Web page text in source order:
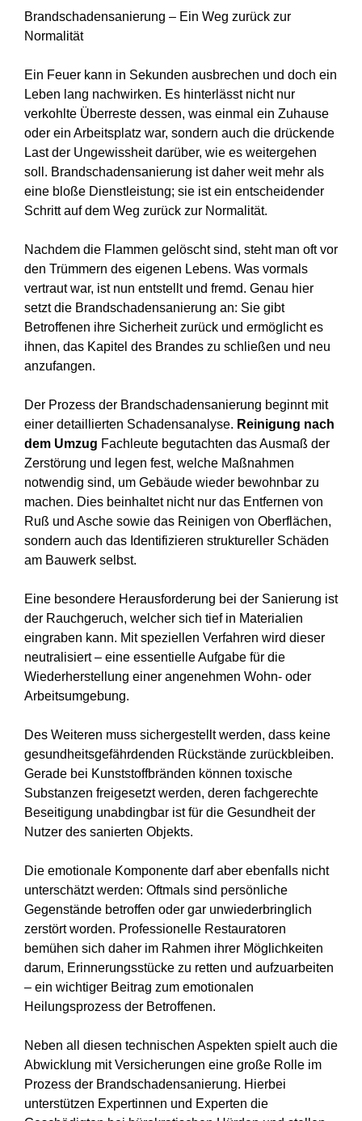
Brandschadensanierung – Ein Weg zurück zur
Normalität
Ein Feuer kann in Sekunden ausbrechen und doch ein
Leben lang nachwirken. Es hinterlässt nicht nur
verkohlte Überreste dessen, was einmal ein Zuhause
oder ein Arbeitsplatz war, sondern auch die drückende
Last der Ungewissheit darüber, wie es weitergehen
soll. Brandschadensanierung ist daher weit mehr als
eine bloße Dienstleistung; sie ist ein entscheidender
Schritt auf dem Weg zurück zur Normalität.
Nachdem die Flammen gelöscht sind, steht man oft vor
den Trümmern des eigenen Lebens. Was vormals
vertraut war, ist nun entstellt und fremd. Genau hier
setzt die Brandschadensanierung an: Sie gibt
Betroffenen ihre Sicherheit zurück und ermöglicht es
ihnen, das Kapitel des Brandes zu schließen und neu
anzufangen.
Der Prozess der Brandschadensanierung beginnt mit
einer detaillierten Schadensanalyse. Reinigung nach
dem Umzug Fachleute begutachten das Ausmaß der
Zerstörung und legen fest, welche Maßnahmen
notwendig sind, um Gebäude wieder bewohnbar zu
machen. Dies beinhaltet nicht nur das Entfernen von
Ruß und Asche sowie das Reinigen von Oberflächen,
sondern auch das Identifizieren struktureller Schäden
am Bauwerk selbst.
Eine besondere Herausforderung bei der Sanierung ist
der Rauchgeruch, welcher sich tief in Materialien
eingraben kann. Mit speziellen Verfahren wird dieser
neutralisiert – eine essentielle Aufgabe für die
Wiederherstellung einer angenehmen Wohn- oder
Arbeitsumgebung.
Des Weiteren muss sichergestellt werden, dass keine
gesundheitsgefährdenden Rückstände zurückbleiben.
Gerade bei Kunststoffbränden können toxische
Substanzen freigesetzt werden, deren fachgerechte
Beseitigung unabdingbar ist für die Gesundheit der
Nutzer des sanierten Objekts.
Die emotionale Komponente darf aber ebenfalls nicht
unterschätzt werden: Oftmals sind persönliche
Gegenstände betroffen oder gar unwiederbringlich
zerstört worden. Professionelle Restauratoren
bemühen sich daher im Rahmen ihrer Möglichkeiten
darum, Erinnerungsstücke zu retten und aufzuarbeiten
– ein wichtiger Beitrag zum emotionalen
Heilungsprozess der Betroffenen.
Neben all diesen technischen Aspekten spielt auch die
Abwicklung mit Versicherungen eine große Rolle im
Prozess der Brandschadensanierung. Hierbei
unterstützen Expertinnen und Experten die